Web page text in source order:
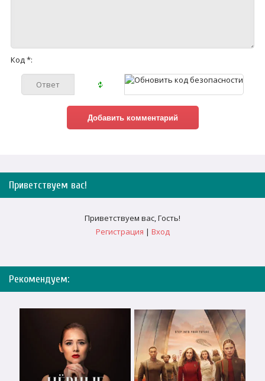
Код *:
Приветствуем вас!
Приветствуем вас,Гость!
Регистрация | Вход
Рекомендуем: